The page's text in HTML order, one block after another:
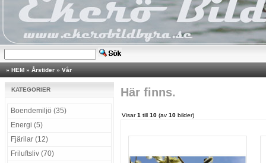
» HEM » Årstider » Vår
KATEGORIER
Boendemiljö (35)
Energi (5)
Fjärilar (12)
Friluftsliv (70)
Här finns.
Visar1 till 10 (av 10 bilder)